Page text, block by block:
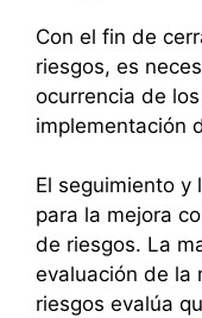
Con el fin de
riesgos, es
ocurrencia de
implementación
El seguimiento y
para la mejora
de riesgos. La
evaluación de la
riesgos evalúa